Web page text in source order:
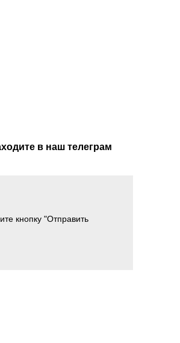
в наш телеграм
кнопку "Отправить